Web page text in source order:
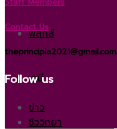
ฟิสิกส์
เคมี
ชีววิทยา
ข่าว
Contact Us
theprincipia2021@gmail.com
Follow us